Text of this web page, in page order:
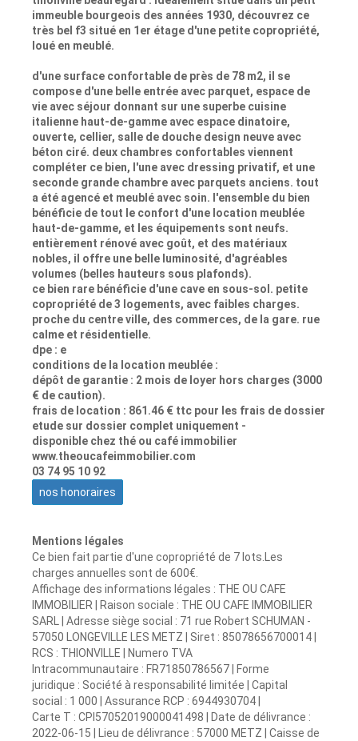
immeuble bourgeois des années 1930, découvrez ce
très bel f3 situé en 1er étage d'une petite copropriété,
loué en meublé.
d'une surface confortable de près de 78 m2, il se
compose d'une belle entrée avec parquet, espace de
vie avec séjour donnant sur une superbe cuisine
italienne haut-de-gamme avec espace dinatoire,
ouverte, cellier, salle de douche design neuve avec
béton ciré. deux chambres confortables viennent
compléter ce bien, l'une avec dressing privatif, et une
seconde grande chambre avec parquets anciens. tout
a été agencé et meublé avec soin. l'ensemble du bien
bénéficie de tout le confort d'une location meublée
haut-de-gamme, et les équipements sont neufs.
entièrement rénové avec goût, et des matériaux
nobles, il offre une belle luminosité, d'agréables
volumes (belles hauteurs sous plafonds).
ce bien rare bénéficie d'une cave en sous-sol. petite
copropriété de 3 logements, avec faibles charges.
proche du centre ville, des commerces, de la gare. rue
calme et résidentielle.
dpe : e
conditions de la location meublée :
dépôt de garantie : 2 mois de loyer hors charges (3000
€ de caution).
frais de location : 861.46 € ttc pour les frais de dossier
etude sur dossier complet uniquement -
disponible chez thé ou café immobilier
www.theoucafeimmobilier.com
03 74 95 10 92
nos honoraires
Mentions légales
Ce bien fait partie d'une copropriété de 7 lots.Les
charges annuelles sont de 600€.
Affichage des informations légales : THE OU CAFE
IMMOBILIER | Raison sociale : THE OU CAFE IMMOBILIER
SARL | Adresse siège social : 71 rue Robert SCHUMAN -
57050 LONGEVILLE LES METZ | Siret : 85078656700014 |
RCS : THIONVILLE | Numero TVA
Intracommunautaire : FR71850786567 | Forme
juridique : Société à responsabilité limitée | Capital
social : 1 000 | Assurance RCP : 6944930704 |
Carte T : CPI57052019000041498 | Date de délivrance :
2022-06-15 | Lieu de délivrance : 57000 METZ | Caisse de